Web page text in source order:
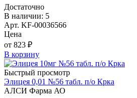
Достаточно
В наличии: 5
Арт. KF-00036566
Цена
от 823 ₽
В корзину
Быстрый просмотр
Элицея 0,01 №56 табл. п/о Крка
АЛСИ Фарма АО